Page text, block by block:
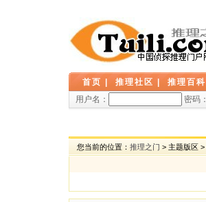
首页 推理社区 推理百科
用户名：
密码：
您当前的位置： 推理之门 > 主题版区 >